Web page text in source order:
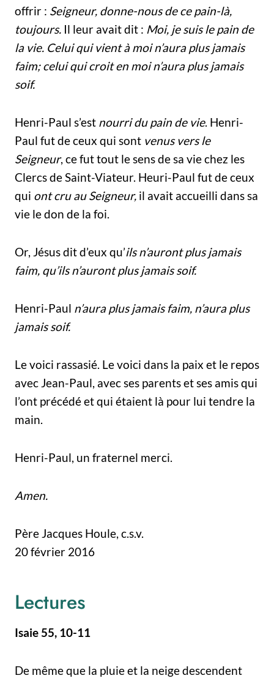
offrir : Seigneur, donne-nous de ce pain-là,
toujours. Il leur avait dit : Moi, je suis le pain de
la vie. Celui qui vient à moi n’aura plus jamais
faim; celui qui croit en moi n’aura plus jamais
soif.
Henri-Paul s’est nourri du pain de vie. Henri-
Paul fut de ceux qui sont venus vers le
Seigneur, ce fut tout le sens de sa vie chez les
Clercs de Saint-Viateur. Heuri-Paul fut de ceux
qui ont cru au Seigneur, il avait accueilli dans sa
vie le don de la foi.
Or, Jésus dit d’eux qu’ils n’auront plus jamais
faim, qu’ils n’auront plus jamais soif.
Henri-Paul n’aura plus jamais faim, n’aura plus
jamais soif.
Le voici rassasié. Le voici dans la paix et le repos
avec Jean-Paul, avec ses parents et ses amis qui
l’ont précédé et qui étaient là pour lui tendre la
main.
Henri-Paul, un fraternel merci.
Amen.
Père Jacques Houle, c.s.v.
20 février 2016
Lectures
Isaie 55, 10-11
De même que la pluie et la neige descendent